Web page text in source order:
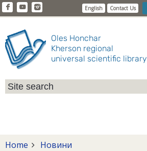
English Contact Us
Oles Honchar
Kherson regional
universal scientific library
Home Новини